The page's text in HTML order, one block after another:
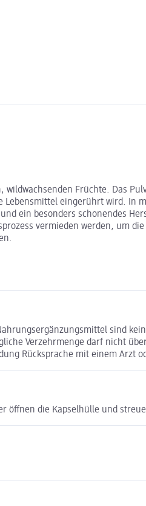
Früchte. Das
eingerührt wird. In
ein besonders schonendes
vermieden werden, um
sind
Verzehrmenge darf nicht
Rücksprache mit einem Arzt
öffnen die Kapselhülle und